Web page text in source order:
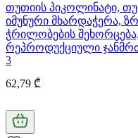
თუთიის პიკოლინატი,
იმუნური მხარდაჭერა,
ჭრილობების
რეპროდუქციული
3
62,79 ₾